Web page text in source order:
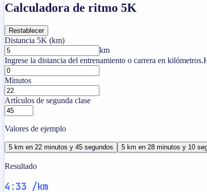
Calculadora de ritmo 5K
Restablecer
Distancia 5K (km)
km
Ingrese la distancia del entrenamiento o carrera en kilómetros.
Minutos
Artículos de segunda clase
Valores de ejemplo
5 km en 22 minutos y 45 segundos 5 km en 28 minutos y 10
Resultado
4:33 /km